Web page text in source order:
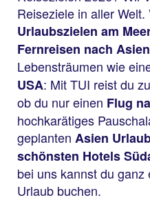
Reiseziele in aller Welt.
Urlaubszielen am
Fernreisen nach Asien
Lebensträumen wie
USA: Mit TUI reist du
ob du nur einen Flug
hochkarätiges
geplanten Asien
schönsten Hotels
bei uns kannst du
Urlaub buchen.